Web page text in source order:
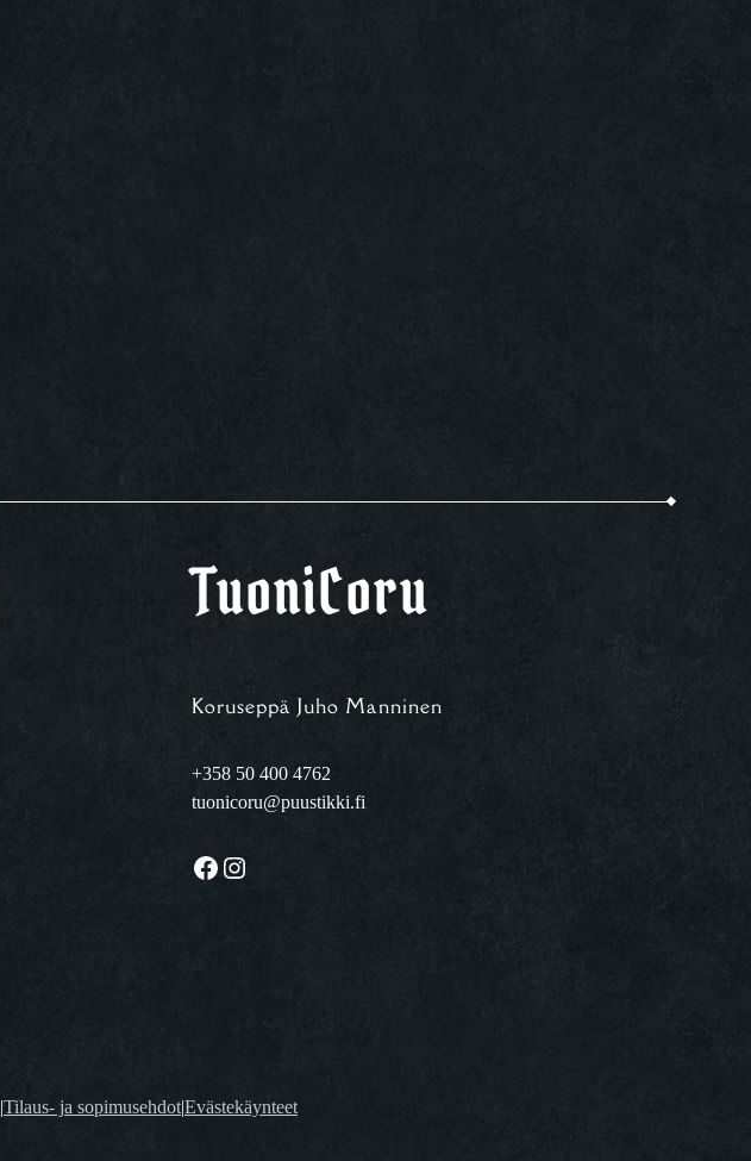
TuoniCoru
Koruseppä Juho Manninen
+358 50 400 4762
tuonicoru@puustikki.fi
Facebook Instagram
|Tilaus- ja sopimusehdot|Evästekäynteet